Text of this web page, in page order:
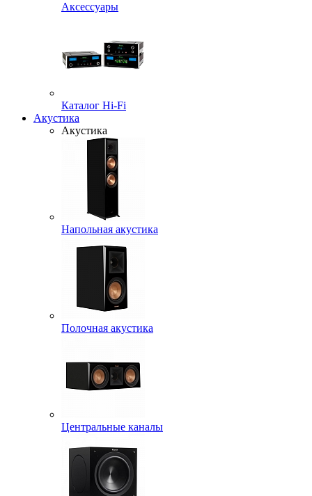
Аксессуары
Каталог Hi-Fi
Акустика
Акустика
Напольная акустика
Полочная акустика
Центральные каналы